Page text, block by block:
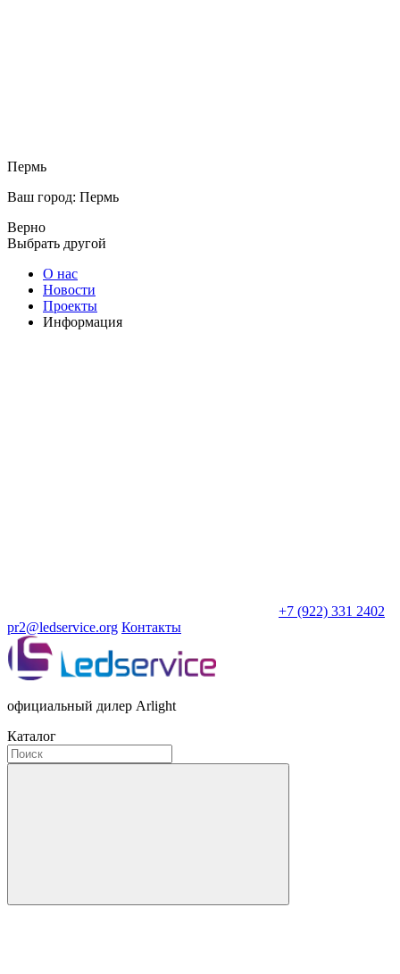
Пермь
Ваш город: Пермь
Верно
Выбрать другой
О нас
Новости
Проекты
Информация
+7 (922) 331 2402
pr2@ledservice.org Контакты
официальный дилер Arlight
Каталог